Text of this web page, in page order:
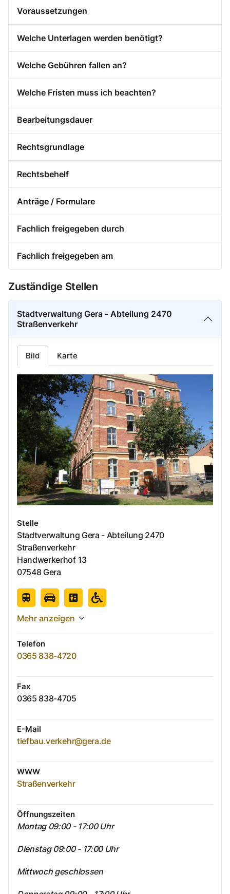
Voraussetzungen
Welche Unterlagen werden benötigt?
Welche Gebühren fallen an?
Welche Fristen muss ich beachten?
Bearbeitungsdauer
Rechtsgrundlage
Rechtsbehelf
Anträge / Formulare
Fachlich freigegeben durch
Fachlich freigegeben am
Zuständige Stellen
Stadtverwaltung Gera - Abteilung 2470
Straßenverkehr
Bild Karte
Stelle
Stadtverwaltung Gera - Abteilung 2470
Straßenverkehr
Handwerkerhof 13
07548 Gera
Mehr anzeigen
Telefon
0365 838-4720
Fax
0365 838-4705
E-Mail
tiefbau.verkehr@gera.de
WWW
Straßenverkehr
Öffnungszeiten
Montag 09:00 - 17:00 Uhr
Dienstag 09:00 - 17:00 Uhr
Mittwoch geschlossen